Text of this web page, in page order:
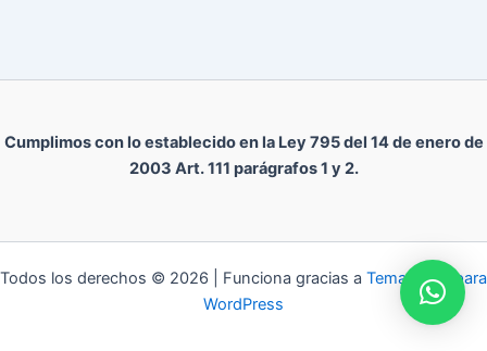
Cumplimos con lo establecido en la Ley 795 del 14 de enero de
2003 Art. 111 parágrafos 1 y 2.
Todos los derechos © 2026 | Funciona gracias a Tema Astra para
WordPress